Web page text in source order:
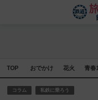
TOP おでかけ 花火 青春
コラム 私鉄に乗ろう